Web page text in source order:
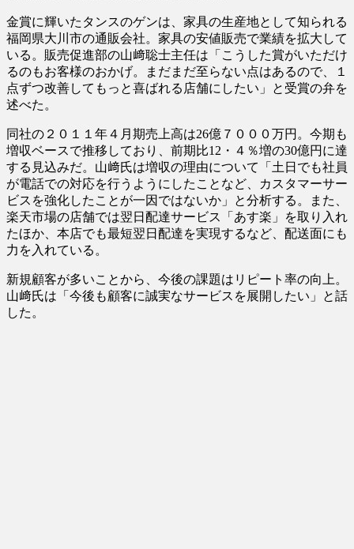
金賞に輝いたタンスのゲンは、家具の生産地として知られる
福岡県大川市の通販会社。家具の安値販売で業績を拡大して
いる。販売促進部の山﨑聡士主任は「こうした賞がいただけ
るのもお客様のおかげ。まだまだ至らない点はあるので、１
点ずつ改善してもっと喜ばれる店舗にしたい」と受賞の弁を
述べた。
同社の２０１１年４月期売上高は26億７０００万円。今期も
増収ベースで推移しており、前期比12・４％増の30億円に達
する見込みだ。山﨑氏は増収の理由について「土日でも社員
が電話での対応を行うようにしたことなど、カスタマーサー
ビスを強化したことが一因ではないか」と分析する。また、
楽天市場の店舗では翌日配達サービス「あす楽」を取り入れ
たほか、本店でも最短翌日配達を実現するなど、配送面にも
力を入れている。
新規顧客が多いことから、今後の課題はリピート率の向上。
山﨑氏は「今後も顧客に誠実なサービスを展開したい」と話
した。